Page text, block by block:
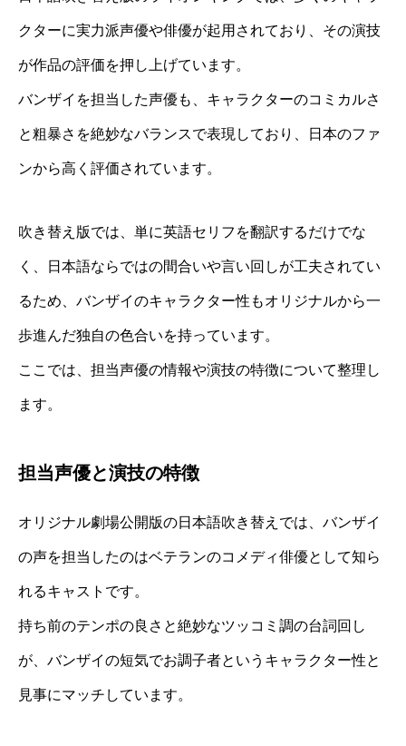
クターに実力派声優や俳優が起用されており、その演技
が作品の評価を押し上げています。
バンザイを担当した声優も、キャラクターのコミカルさ
と粗暴さを絶妙なバランスで表現しており、日本のファ
ンから高く評価されています。
吹き替え版では、単に英語セリフを翻訳するだけでな
く、日本語ならではの間合いや言い回しが工夫されてい
るため、バンザイのキャラクター性もオリジナルから一
歩進んだ独自の色合いを持っています。
ここでは、担当声優の情報や演技の特徴について整理し
ます。
担当声優と演技の特徴
オリジナル劇場公開版の日本語吹き替えでは、バンザイ
の声を担当したのはベテランのコメディ俳優として知ら
れるキャストです。
持ち前のテンポの良さと絶妙なツッコミ調の台詞回し
が、バンザイの短気でお調子者というキャラクター性と
見事にマッチしています。